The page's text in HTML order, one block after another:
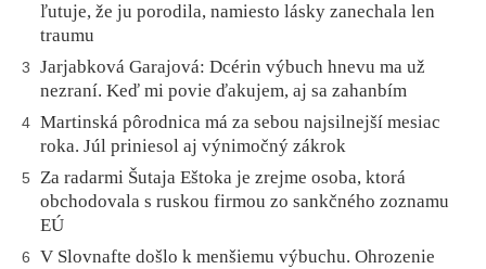
ľutuje, že ju porodila, namiesto lásky zanechala len
traumu
3
Jarjabková Garajová: Dcérin výbuch hnevu ma už
nezraní. Keď mi povie ďakujem, aj sa zahanbím
4 Martinská pôrodnica má za sebou najsilnejší mesiac
roka. Júl priniesol aj výnimočný zákrok
5
Za radarmi Šutaja Eštoka je zrejme osoba, ktorá
obchodovala s ruskou firmou zo sankčného zoznamu
EÚ
6
V Slovnafte došlo k menšiemu výbuchu. Ohrozenie